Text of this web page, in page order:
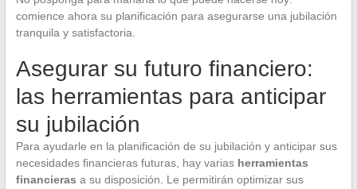
comience ahora su planificación para asegurarse una jubilación
tranquila y satisfactoria.
Asegurar su futuro financiero:
las herramientas para anticipar
su jubilación
Para ayudarle en la planificación de su jubilación y anticipar sus
necesidades financieras futuras, hay varias herramientas
financieras a su disposición. Le permitirán optimizar sus